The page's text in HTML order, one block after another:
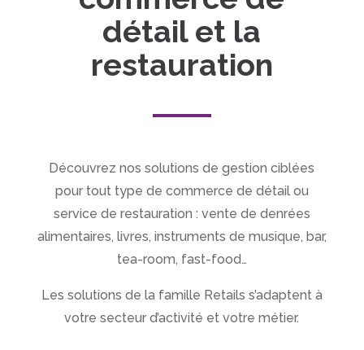
détail et la
restauration
Découvrez nos solutions de gestion ciblées
pour tout type de commerce de détail ou
service de restauration : vente de denrées
alimentaires, livres, instruments de musique, bar,
tea-room, fast-food…
Les solutions de la famille Retails s’adaptent à
votre secteur d’activité et votre métier.